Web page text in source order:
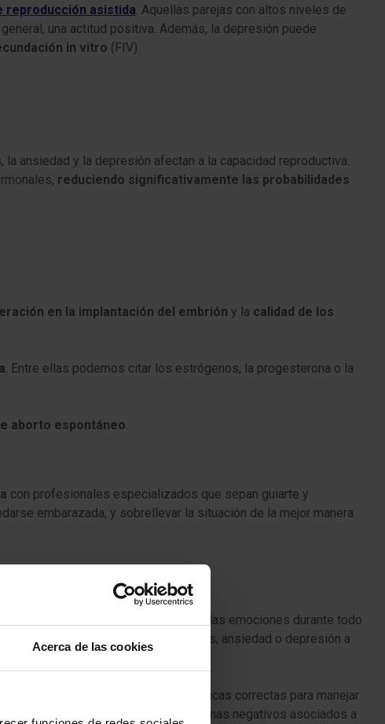
Acerca de las cookies
reproducción asistida. Aquellas parejas con altos niveles de
una actitud positiva. Además, la depresión puede
in vitro (FIV).
ansiedad y la depresión afectan a la capacidad reproductiva.
reduciendo significativamente las probabilidades
en la implantación del embrión y la calidad de los
. Entre ellas podemos citar los estrógenos, la progesterona o la
aborto espontáneo.
con profesionales especializados que sepan guiarte y
embarazada, y sobrellevar la situación de la mejor manera
, debes saber que manejar las emociones durante todo
pueden ayudar a parejas con estrés, ansiedad o depresión a
las herramientas y las técnicas correctas para manejar
eficaz en la reducción de los síntomas negativos asociados a